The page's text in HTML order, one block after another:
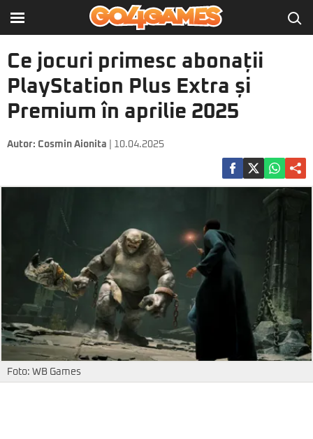
Ce jocuri primesc abonații
PlayStation Plus Extra și
Premium în aprilie 2025
Autor: Cosmin Aionita | 10.04.2025
Foto: WB Games